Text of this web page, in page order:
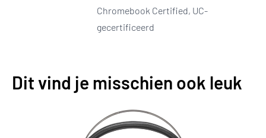
Chromebook Certified, UC-
gecertificeerd
Dit vind je misschien ook leuk